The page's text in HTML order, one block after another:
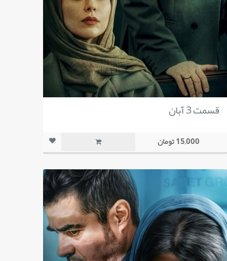
قسمت 3 آبان
15,000 تومان